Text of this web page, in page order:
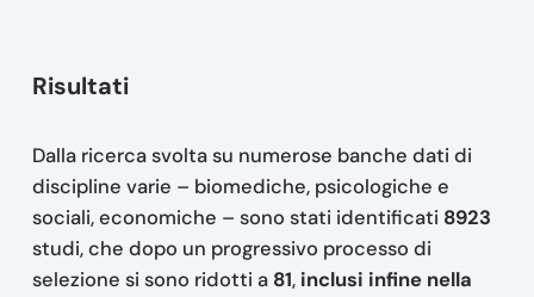
Risultati
Dalla ricerca svolta su numerose banche dati di
discipline varie – biomediche, psicologiche e
sociali, economiche – sono stati identificati 8923
studi, che dopo un progressivo processo di
selezione si sono ridotti a 81, inclusi infine nella